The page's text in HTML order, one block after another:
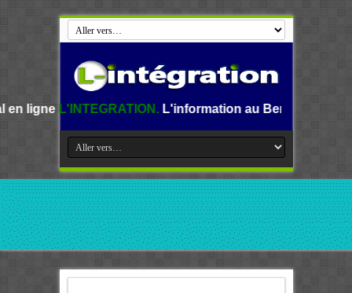
L'information au Benin, en Afrique et dans le